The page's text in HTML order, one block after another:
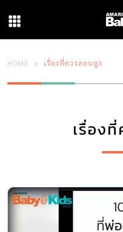
HOME เรื่องที่ควรสอนลูก
เรื่อง